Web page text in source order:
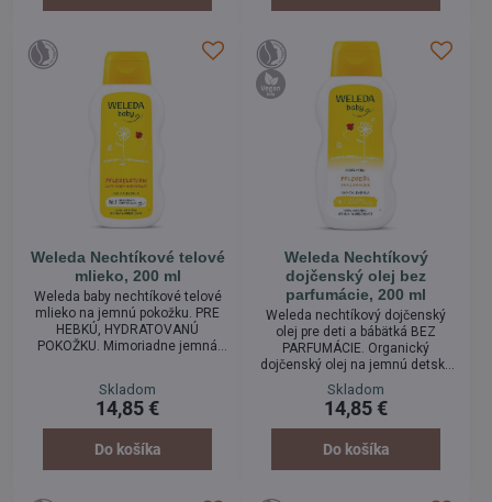
pružnosť a hladký...
sviežu. Pocit napätia a
podráždenia, ktorý často
nastáva po kúpeli u extrémne...
Weleda Nechtíkové telové
mlieko, 200 ml
Weleda baby nechtíkové telové
mlieko na jemnú pokožku. PRE
HEBKÚ, HYDRATOVANÚ
POKOŽKU. Mimoriadne jemná
vysokokvalitnom mandľovom
oleji zaručujú vynikajúcu
znášanlivosť. Výťažok z nechtíka
upokojuje pokožku, kvalitný
Skladom
14,85 €
Do košíka
Weleda Nechtíkový
dojčenský olej bez
parfumácie, 200 ml
Weleda nechtíkový dojčenský
olej pre deti a bábätká BEZ
PARFUMÁCIE. Organický
dojčenský olej na jemnú detskú
pokožku. Najšetrnejšia prírodná
starostlivosť o pokožku dieťaťa.
Len dve organické zložky, ktoré
sú rovnako čisté a svieže ako
pokožka vášho dieťatka.
Skladom
14,85 €
Do košíka